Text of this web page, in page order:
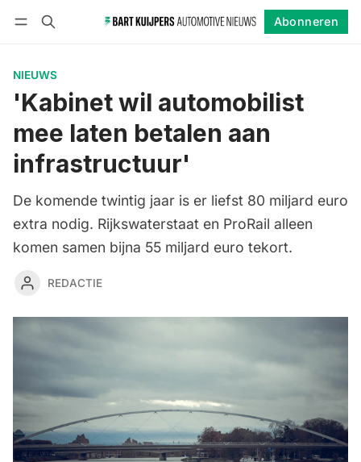
Abonneren
NIEUWS
'Kabinet wil automobilist
mee laten betalen aan
infrastructuur'
De komende twintig jaar is er liefst 80 miljard euro
extra nodig. Rijkswaterstaat en ProRail alleen
komen samen bijna 55 miljard euro tekort.
REDACTIE